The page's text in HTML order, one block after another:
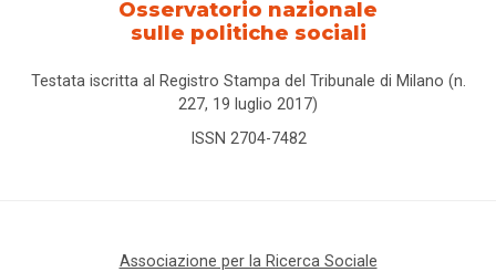
Osservatorio nazionale
sulle politiche sociali
Testata iscritta al Registro Stampa del Tribunale di Milano (n.
227, 19 luglio 2017)
ISSN 2704-7482
Associazione per la Ricerca Sociale